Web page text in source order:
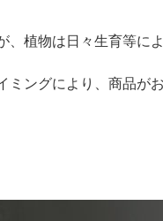
、植物は日々生育等
ミングにより、商品